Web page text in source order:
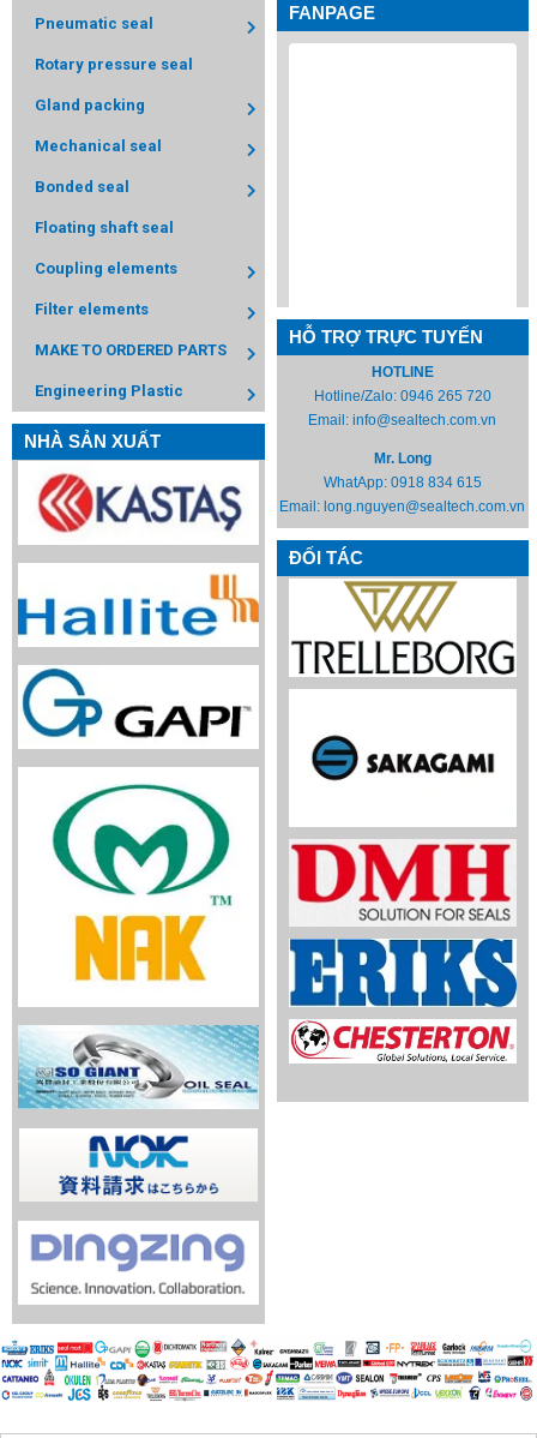
Pneumatic seal
Rotary pressure seal
Gland packing
Mechanical seal
Bonded seal
Floating shaft seal
Coupling elements
Filter elements
MAKE TO ORDERED PARTS
Engineering Plastic
NHÀ SẢN XUẤT
FANPAGE
HỖ TRỢ TRỰC TUYẾN
HOTLINE
Hotline/Zalo: 0946 265 720
Email:info@sealtech.com.vn
Mr. Long
WhatApp: 0918 834 615
Email: long.nguyen@sealtech.com.vn
ĐỐI TÁC